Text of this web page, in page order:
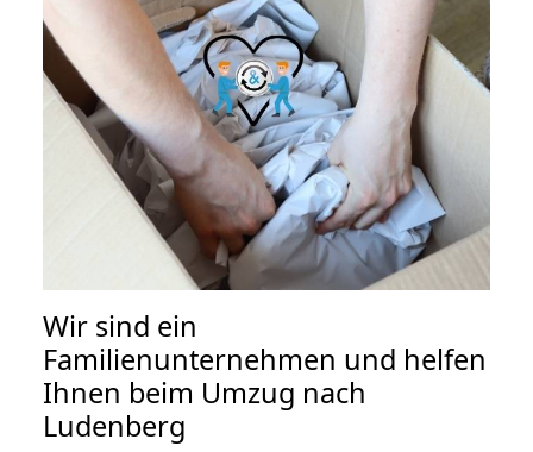
Wir sind ein
Familienunternehmen und helfen
Ihnen beim Umzug nach
Ludenberg